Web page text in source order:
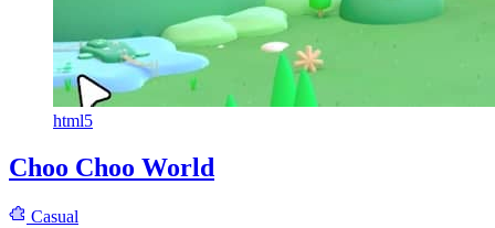
html5
Choo Choo World
Casual